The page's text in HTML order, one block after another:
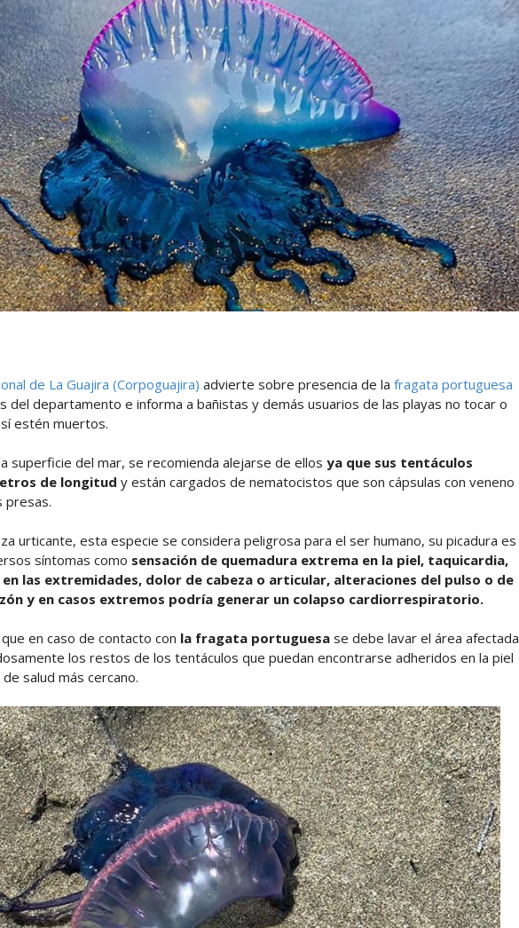
de La Guajira (Corpoguajira) advierte sobre presencia de la fragata portuguesa
del departamento e informa a bañistas y demás usuarios de las playas no tocar o
estén muertos.
superficie del mar, se recomienda alejarse de ellos ya que sus tentáculos
de longitud y están cargados de nematocistos que son cápsulas con veneno
presas.
urticante, esta especie se considera peligrosa para el ser humano, su picadura es
síntomas como sensación de quemadura extrema en la piel, taquicardia,
en las extremidades, dolor de cabeza o articular, alteraciones del pulso o de
y en casos extremos podría generar un colapso cardiorrespiratorio.
en caso de contacto con la fragata portuguesa se debe lavar el área afectada
los restos de los tentáculos que puedan encontrarse adheridos en la piel
salud más cercano.